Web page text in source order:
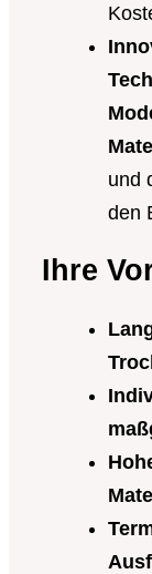
und
den
Ihre